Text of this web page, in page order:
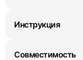
Инструкция
Совместимость